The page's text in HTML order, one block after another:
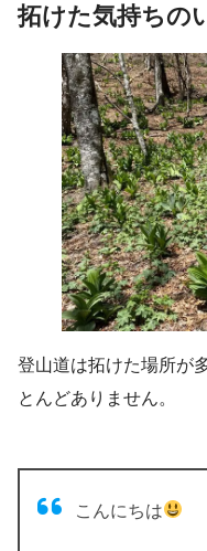
拓けた気持ちの
登山道は拓けた場所が
とんどありません。
こんにちは